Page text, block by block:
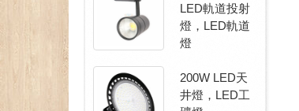
LED軌道投射
燈，LED軌道
燈
200W LED天
井燈，LED工